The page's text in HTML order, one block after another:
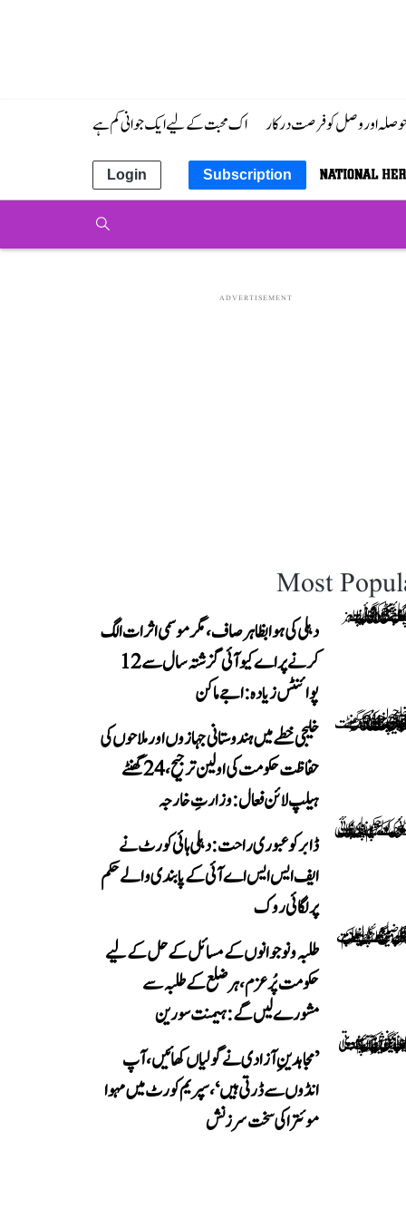
حوصلہ اور وصل کو فرصت درکار اک محبت کے لیے ایک جوانی کم ہے
Subscription
Login
ADVERTISEMENT
Most
دہلی کی ہوا بظاہر صاف، مگر موسمی اثرات الگ
کرنے پر اے کیو آئی گزشتہ سال سے 12
پوائنٹس زیادہ: اجے ماکن
خلیجی خطے میں ہندوستانی جہازوں اور ملاحوں کی
حفاظت حکومت کی اولین ترجیح، 24 گھنٹے
ہیلپ لائن فعال: وزارتِ خارجہ
ڈابر کو عبوری راحت: دہلی ہائی کورٹ نے
ایف ایس ایس اے آئی کے پابندی والے حکم
پر لگائی روک
طلبہ و نوجوانوں کے مسائل کے حل کے لیے
حکومت پُرعزم، ہر ضلع کے طلبہ سے
مشورے لیں گے: ہیمنت سورین
’مجاہدینِ آزادی نے گولیاں کھائیں، آپ
انڈوں سے ڈرتی ہیں‘، سپریم کورٹ میں مہوا
موئترا کی سخت سرزنش